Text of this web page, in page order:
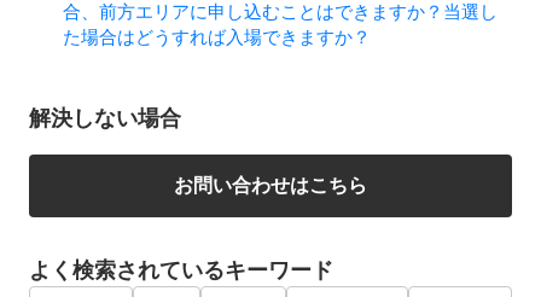
合、前方エリアに申し込むことはできますか？当選し
た場合はどうすれば入場できますか？
解決しない場合
お問い合わせはこちら
よく検索されているキーワード